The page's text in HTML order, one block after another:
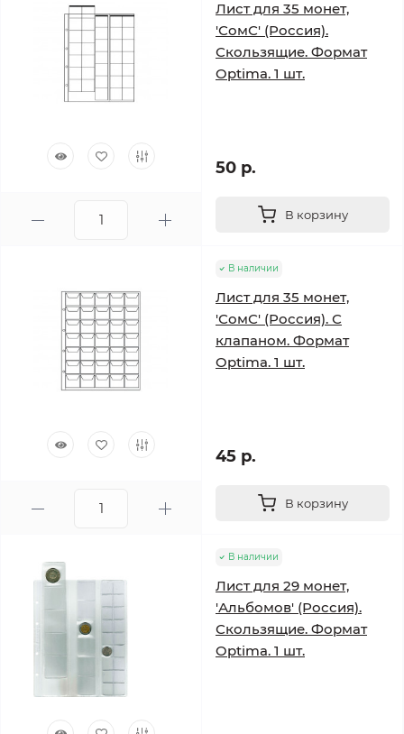
Лист для 35 монет,
'СомС' (Россия).
Скользящие. Формат
Optima. 1 шт.
50 р.
В корзину
В наличии
Лист для 35 монет,
'СомС' (Россия). С
клапаном. Формат
Optima. 1 шт.
45 р.
В корзину
В наличии
Лист для 29 монет,
'Альбомов' (Россия).
Скользящие. Формат
Optima. 1 шт.